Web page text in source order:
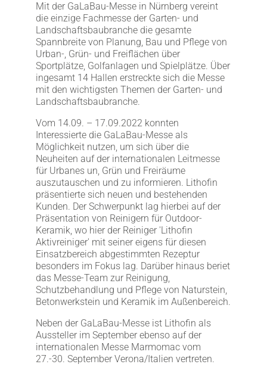
Mit der GaLaBau-Messe in Nürnberg vereint
die einzige Fachmesse der Garten- und
Landschaftsbaubranche die gesamte
Spannbreite von Planung, Bau und Pflege von
Urban-, Grün- und Freiflächen über
Sportplätze, Golfanlagen und Spielplätze. Über
ingesamt 14 Hallen erstreckte sich die Messe
mit den wichtigsten Themen der Garten- und
Landschaftsbaubranche.
Vom 14.09. – 17.09.2022 konnten
Interessierte die GaLaBau-Messe als
Möglichkeit nutzen, um sich über die
Neuheiten auf der internationalen Leitmesse
für Urbanes un, Grün und Freiräume
auszutauschen und zu informieren. Lithofin
präsentierte sich neuen und bestehenden
Kunden. Der Schwerpunkt lag hierbei auf der
Präsentation von Reinigern für Outdoor-
Keramik, wo hier der Reiniger 'Lithofin
Aktivreiniger' mit seiner eigens für diesen
Einsatzbereich abgestimmten Rezeptur
besonders im Fokus lag. Darüber hinaus beriet
das Messe-Team zur Reinigung,
Schutzbehandlung und Pflege von Naturstein,
Betonwerkstein und Keramik im Außenbereich.
Neben der GaLaBau-Messe ist Lithofin als
Aussteller im September ebenso auf der
internationalen Messe Marmomac vom
27.-30. September Verona/Italien vertreten.